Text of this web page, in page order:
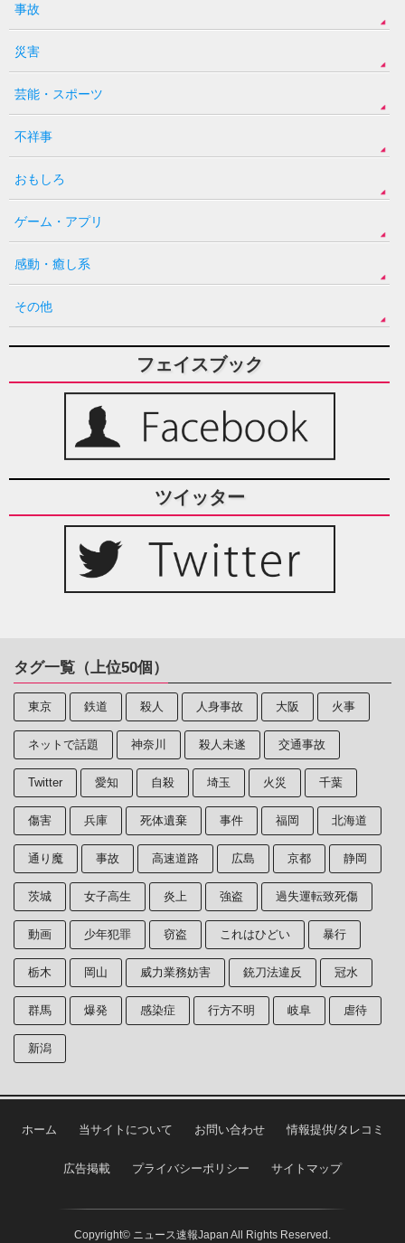
事故
災害
芸能・スポーツ
不祥事
おもしろ
ゲーム・アプリ
感動・癒し系
その他
フェイスブック
ツイッター
タグ一覧（上位50個）
東京 鉄道 殺人 人身事故 大阪 火事
ネットで話題 神奈川 殺人未遂 交通事故
Twitter 愛知 自殺 埼玉 火災 千葉
傷害 兵庫 死体遺棄 事件 福岡 北海道
通り魔 事故 高速道路 広島 京都 静岡
茨城 女子高生 炎上 強盗 過失運転致死傷
動画 少年犯罪 窃盗 これはひどい 暴行
栃木 岡山 威力業務妨害 銃刀法違反 冠水
群馬 爆発 感染症 行方不明 岐阜 虐待
新潟
ホーム 当サイトについて お問い合わせ 情報提供/タレコミ
広告掲載 プライバシーポリシー サイトマップ
Copyright© ニュース速報Japan All Rights Reserved.